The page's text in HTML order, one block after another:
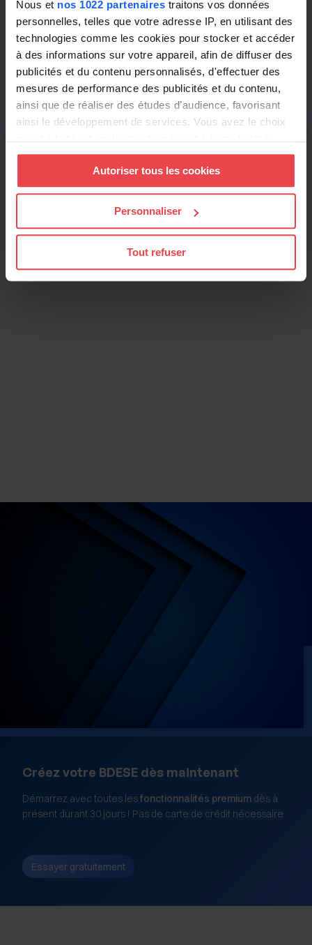
Nous et nos 1022 partenaires traitons vos données
personnelles, telles que votre adresse IP, en utilisant des
technologies comme les cookies pour stocker et accéder
à des informations sur votre appareil, afin de diffuser des
publicités et du contenu personnalisés, d'effectuer des
mesures de performance des publicités et du contenu,
ainsi que de réaliser des études d’audience, favorisant
ainsi le développement de services. Vous avez le choix
Vous pouvez modifier ou retirer votre consentement à
tout moment en consultant la Déclaration relative aux
cookies ou en cliquant sur l'icône de confidentialité.
géographique qui peuvent être précises à plusieurs
politique de protection des données personnelles en
Autoriser tous les cookies
Personnaliser
Tout refuser
rectificative n°760 pour 2023, déposé à
l’Assemblée nationale le 23 janvier 2023
Toute l'actualité
Créez votre BDESE dès maintenant
Démarrez avec toutes lesfonctionnalités premium dès à
présent durant 30 jours ! Pas de carte de crédit nécessaire.
Essayer gratuitement